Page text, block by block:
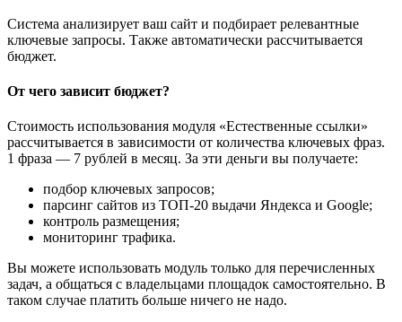
Система анализирует ваш сайт и подбирает релевантные
ключевые запросы. Также автоматически рассчитывается
бюджет.
От чего зависит бюджет?
Стоимость использования модуля «Естественные ссылки»
рассчитывается в зависимости от количества ключевых фраз.
1 фраза — 7 рублей в месяц. За эти деньги вы получаете:
подбор ключевых запросов;
парсинг сайтов из ТОП-20 выдачи Яндекса и Google;
контроль размещения;
мониторинг трафика.
Вы можете использовать модуль только для перечисленных
задач, а общаться с владельцами площадок самостоятельно. В
таком случае платить больше ничего не надо.